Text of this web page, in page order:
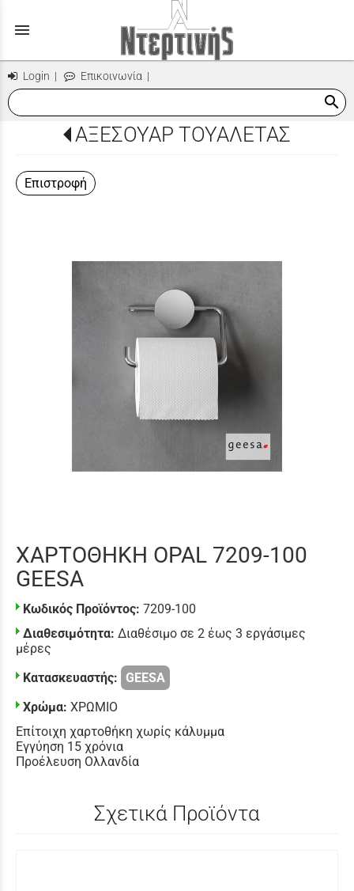
menu
Login | Επικοινωνία |
search
ΑΞΕΣΟΥΑΡ ΤΟΥΑΛΕΤΑΣ
Επιστροφή
ΧΑΡΤΟΘΗΚΗ OPAL 7209-100
GEESA
Κωδικός Προϊόντος: 7209-100
Διαθεσιμότητα: Διαθέσιμο σε 2 έως 3 εργάσιμες
μέρες
Κατασκευαστής:
GEESA
Χρώμα: ΧΡΩΜΙΟ
Επίτοιχη χαρτοθήκη χωρίς κάλυμμα
Εγγύηση 15 χρόνια
Προέλευση Ολλανδία
Σχετικά Προϊόντα